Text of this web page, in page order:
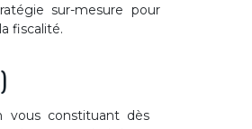
sur-mesure pour
fiscalité.
vous constituant dès